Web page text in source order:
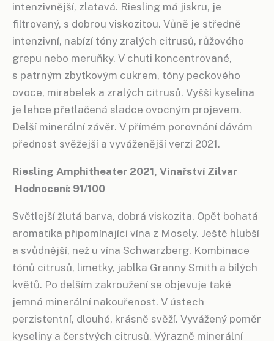
intenzivnější, zlatavá. Riesling má jiskru, je
filtrovaný, s dobrou viskozitou. Vůně je středně
intenzivní, nabízí tóny zralých citrusů, růžového
grepu nebo meruňky. V chuti koncentrované,
s patrným zbytkovým cukrem, tóny peckového
ovoce, mirabelek a zralých citrusů. Vyšší kyselina
je lehce přetlačená sladce ovocným projevem.
Delší minerální závěr. V přímém porovnání dávám
přednost svěžejší a vyváženější verzi 2021.
Riesling Amphitheater 2021, Vinařství Zilvar
Hodnocení: 91/100
Světlejší žlutá barva, dobrá viskozita. Opět bohatá
aromatika připomínající vína z Mosely. Ještě hlubší
a svůdnější, než u vína Schwarzberg. Kombinace
tónů citrusů, limetky, jablka Granny Smith a bílých
květů. Po delším zakroužení se objevuje také
jemná minerální nakouřenost. V ústech
perzistentní, dlouhé, krásně svěží. Vyvážený poměr
kyseliny a čerstvých citrusů. Výrazně minerální